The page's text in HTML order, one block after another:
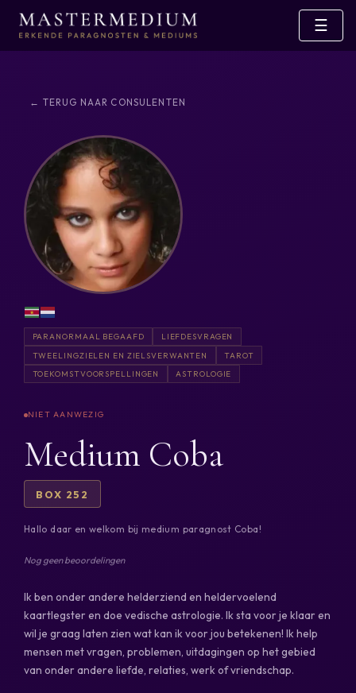
☰
← TERUG NAAR CONSULENTEN
PARANORMAAL BEGAAFD
LIEFDESVRAGEN
TWEELINGZIELEN EN ZIELSVERWANTEN
TAROT
TOEKOMSTVOORSPELLINGEN
ASTROLOGIE
Medium Coba
BOX 252
Hallo daar en welkom bij medium paragnost Coba!
Nog geen beoordelingen
Ik ben onder andere helderziend en heldervoelend
kaartlegster en doe vedische astrologie. Ik sta voor je klaar en
wil je graag laten zien wat kan ik voor jou betekenen! Ik help
mensen met vragen, problemen, uitdagingen op het gebied
van onder andere liefde, relaties, werk of vriendschap.